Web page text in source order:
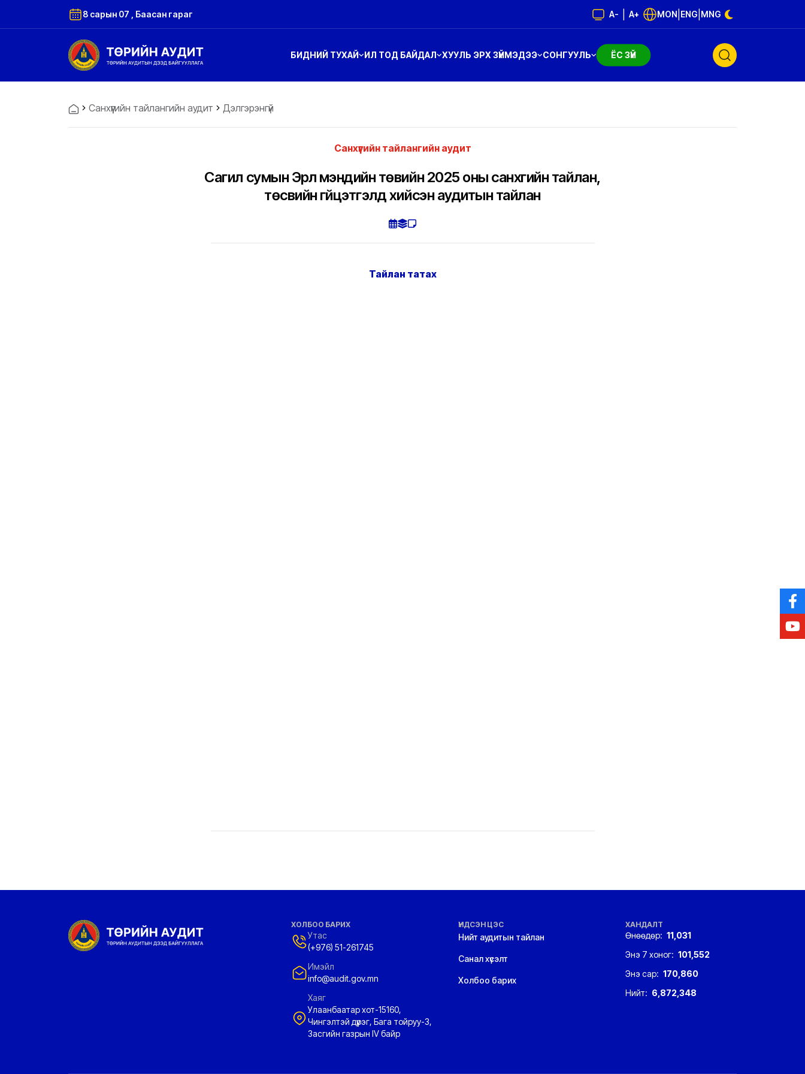
8 сарын 07 , Баасан гараг A- A+ MON ENG MNG
БИДНИЙ ТУХАЙ ИЛ ТОД БАЙДАЛ ХУУЛЬ ЭРХ ЗҮЙМЭДЭЭ СОНГУУЛЬ ЁС ЗҮЙ
Санхүүгийн тайлангийн аудит Дэлгэрэнгүй
Санхүүгийн тайлангийн аудит
Сагил сумын Эрүүл мэндийн төвийн 2025 оны санхүүгийн тайлан,
төсвийн гүйцэтгэлд хийсэн аудитын тайлан
Тайлан татах
ХОЛБОО БАРИХ
Утас
(+976) 51-261745
Имэйл
info@audit.gov.mn
Хаяг
Улаанбаатар хот-15160,
Чингэлтэй дүүрэг, Бага тойруу-3,
Засгийн газрын IV байр
ҮНДСЭН ЦЭС
Нийт аудитын тайлан
Санал хүсэлт
Холбоо барих
ХАНДАЛТ
Өнөөдөр: 11,031
Энэ 7 хоног: 101,552
Энэ сар: 170,860
Нийт: 6,872,348